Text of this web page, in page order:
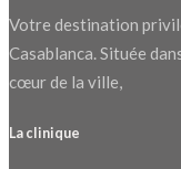
Votre destination
Casablanca. Située
cœur de la ville,
La clinique